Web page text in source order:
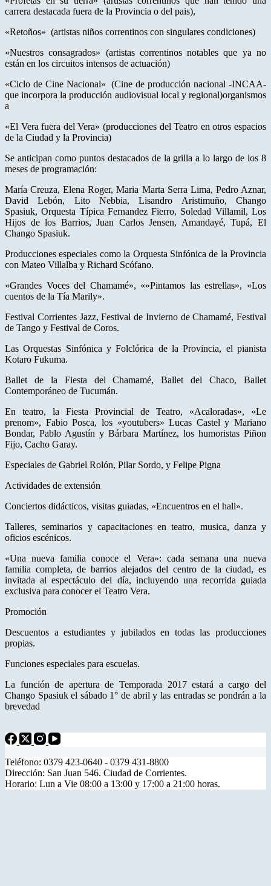
carrera destacada fuera de la Provincia o del pais),
«Retoños» (artistas niños correntinos con singulares condiciones)
«Nuestros consagrados» (artistas correntinos notables que ya no
están en los circuitos intensos de actuación)
«Ciclo de Cine Nacional» (Cine de producción nacional -INCAA-
que incorpora la producción audiovisual local y regional)organismos
a
«El Vera fuera del Vera» (producciones del Teatro en otros espacios
de la Ciudad y la Provincia)
Se anticipan como puntos destacados de la grilla a lo largo de los 8
meses de programación:
María Creuza, Elena Roger, Maria Marta Serra Lima, Pedro Aznar,
David Lebón, Lito Nebbia, Lisandro Aristimuño, Chango
Spasiuk, Orquesta Típica Fernandez Fierro, Soledad Villamil, Los
Hijos de los Barrios, Juan Carlos Jensen, Amandayé, Tupá, El
Chango Spasiuk.
Producciones especiales como la Orquesta Sinfónica de la Provincia
con Mateo Villalba y Richard Scófano.
«Grandes Voces del Chamamé», «»Pintamos las estrellas», «Los
cuentos de la Tía Marily».
Festival Corrientes Jazz, Festival de Invierno de Chamamé, Festival
de Tango y Festival de Coros.
Las Orquestas Sinfónica y Folclórica de la Provincia, el pianista
Kotaro Fukuma.
Ballet de la Fiesta del Chamamé, Ballet del Chaco, Ballet
Contemporáneo de Tucumán.
En teatro, la Fiesta Provincial de Teatro, «Acaloradas», «Le
prenom», Fabio Posca, los «youtubers» Lucas Castel y Mariano
Bondar, Pablo Agustín y Bárbara Martínez, los humoristas Piñon
Fijo, Cacho Garay.
Especiales de Gabriel Rolón, Pilar Sordo, y Felipe Pigna
Actividades de extensión
Conciertos didácticos, visitas guiadas, «Encuentros en el hall».
Talleres, seminarios y capacitaciones en teatro, musica, danza y
oficios escénicos.
«Una nueva familia conoce el Vera»: cada semana una nueva
familia completa, de barrios alejados del centro de la ciudad, es
invitada al espectáculo del día, incluyendo una recorrida guiada
exclusiva para conocer el Teatro Vera.
Promoción
Descuentos a estudiantes y jubilados en todas las producciones
propias.
Funciones especiales para escuelas.
La función de apertura de Temporada 2017 estará a cargo del
Chango Spasiuk el sábado 1° de abril y las entradas se pondrán a la
brevedad
Teléfono: 0379 423-0640 - 0379 431-8800
Dirección: San Juan 546. Ciudad de Corrientes.
Horario: Lun a Vie 08:00 a 13:00 y 17:00 a 21:00 horas.